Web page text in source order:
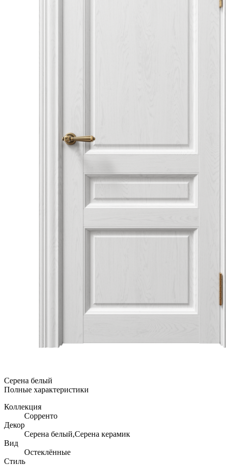
Серена белый
Полные характеристики
Коллекция
Сорренто
Декор
Серена белый,Серена керамик
Вид
Остеклённые
Стиль